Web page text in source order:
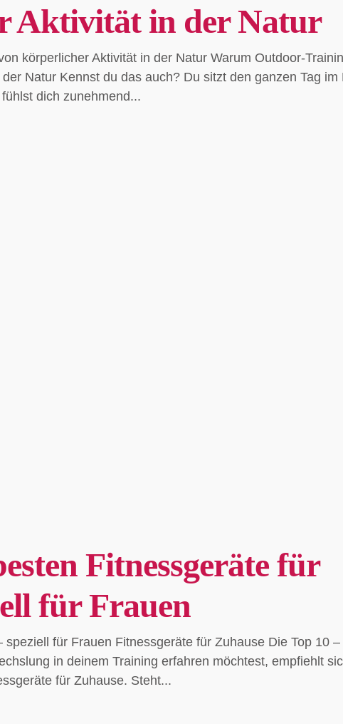
Aktivität in der Natur
körperlicher Aktivität in der Natur Warum Outdoor-
Natur Kennst du das auch? Du sitzt den ganzen Tag im
dich zunehmend...
Fitnessgeräte für
für Frauen
für Frauen Fitnessgeräte für Zuhause Die Top 10 –
in deinem Training erfahren möchtest, empfiehlt
für Zuhause. Steht...